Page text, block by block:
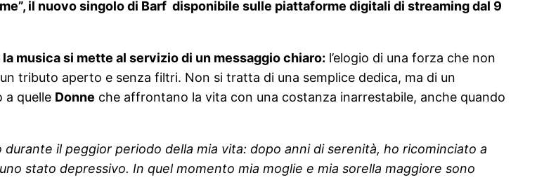
il nuovo singolo di Barf disponibile sulle piattaforme digitali di streaming dal 9
musica si mette al servizio di un messaggio chiaro: l’elogio di una forza che non
tributo aperto e senza filtri. Non si tratta di una semplice dedica, ma di un
a quelle Donne che affrontano la vita con una costanza inarrestabile, anche quando
durante il peggior periodo della mia vita: dopo anni di serenità, ho ricominciato a
stato depressivo. In quel momento mia moglie e mia sorella maggiore sono